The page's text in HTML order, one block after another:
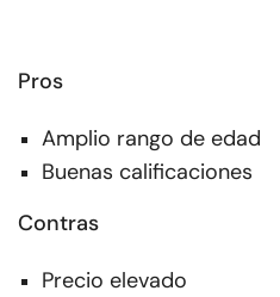
Pros
Amplio rango de edad
Buenas calificaciones
Contras
Precio elevado